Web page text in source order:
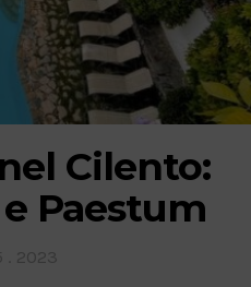
Cilento:
Paestum